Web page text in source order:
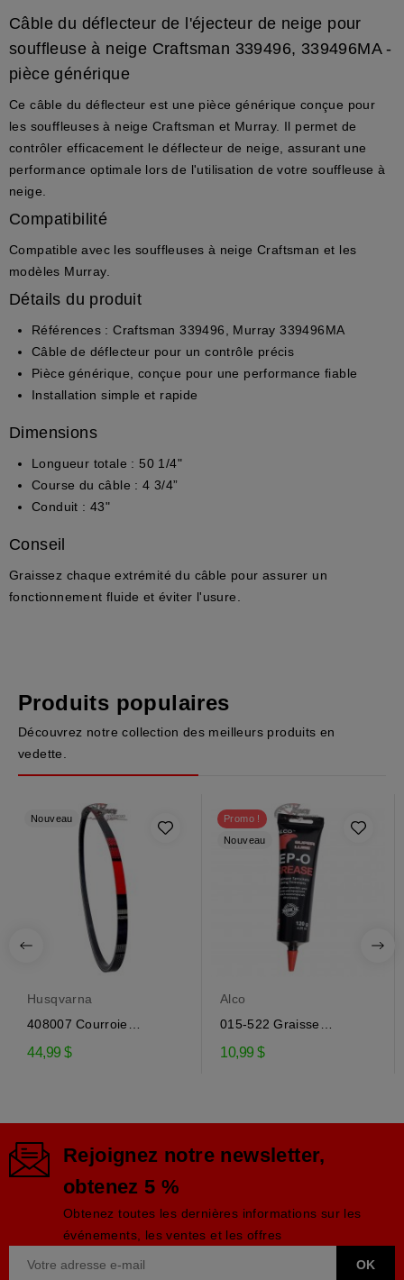
Câble du déflecteur de l'éjecteur de neige pour
souffleuse à neige Craftsman 339496, 339496MA -
pièce générique
Ce câble du déflecteur est une pièce générique conçue pour
les souffleuses à neige Craftsman et Murray. Il permet de
contrôler efficacement le déflecteur de neige, assurant une
performance optimale lors de l'utilisation de votre souffleuse à
neige.
Compatibilité
Compatible avec les souffleuses à neige Craftsman et les
modèles Murray.
Détails du produit
Références : Craftsman 339496, Murray 339496MA
Câble de déflecteur pour un contrôle précis
Pièce générique, conçue pour une performance fiable
Installation simple et rapide
Dimensions
Longueur totale : 50 1/4"
Course du câble : 4 3/4”
Conduit : 43"
Conseil
Graissez chaque extrémité du câble pour assurer un
fonctionnement fluide et éviter l'usure.
Produits populaires
Découvrez notre collection des meilleurs produits en
vedette.
Nouveau
Husqvarna
408007 Courroie
d'entraînement de la...
44,99 $
Promo !
Nouveau
Alco
015-522 Graisse
engrenage EP-0 pour...
10,99 $
Rejoignez notre newsletter,
obtenez 5 %
Obtenez toutes les dernières informations sur les
événements, les ventes et les offres